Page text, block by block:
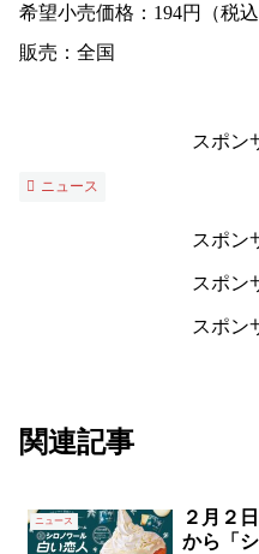
希望小売価格：194円（税込
販売：全国
スポン
ニュース
スポン
スポン
スポン
関連記事
ニュース
２月２
から「